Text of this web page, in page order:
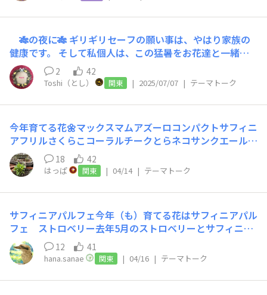
こもこボンザマーガレットレモンイエロー3株（サンフラ
さんからの代品）ピンクレモネード（リベンジ）アズーロ
トスノーこれからお迎え予定の本気野菜純あまミニトマト
もう一つこいあじ中玉美味豊作中玉強健豊作甘小玉（リベ
ンジ）たくさん中長ナス若穫りグリーンホルン又はライム
ホルンお花は今日植付け予定です🎶
🎋の夜に🎋 ギリギリセーフの願い事は、やはり家族の
健康です。 そして私個人は、この猛暑をお花達と一緒に
無事乗り越えられるように🤲 sunバディーの皆様も、暑さ
対策しながら、元気に楽しく、ガーデニング楽しめますよ
うに🎋
2 42
Toshi（とし） 関東 | 2025/07/07 | テーマトーク
今年育てる花🌼マックスマムアズーロコンパクトサフィニ
アフリルさくらこコーラルチークとらネコサンクエールス
ターティアラクライミングサンパラソルサンパラソルcoll
ectionエンジェルスイヤリングリトルチュチュミンティ
アプチホイップ（ここまではもう我が家にいます）キャン
ディスパークルフェアリースターサニープリンセス今年育
18 42
はっぱ 関東 | 04/14 | テーマトーク
サフィニアパルフェ​​今年（も）育てる花はサフィニアパル
フェ ストロベリー去年5月のストロベリーとサフィニア
パルフェ フランボワーズフランボワーズ（満開後、7月
のこぼれ咲きの様子）です。オレンジマークになるのを今
か今かと待って待って待ちすぎて首長族ー楽しみだなー！
なる早で、取り扱い店舗にいけますように🙏その為にまず
12 41
hana.sanae 関東 | 04/16 | テーマトーク